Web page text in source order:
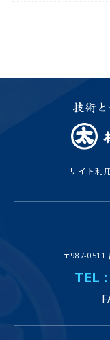
サイト利
〒987-0511
TEL :